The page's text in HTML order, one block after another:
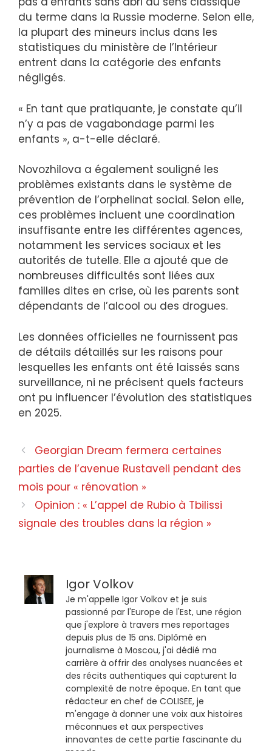
du terme dans la Russie moderne. Selon elle,
la plupart des mineurs inclus dans les
statistiques du ministère de l’Intérieur
entrent dans la catégorie des enfants
négligés.
« En tant que pratiquante, je constate qu’il
n’y a pas de vagabondage parmi les
enfants », a-t-elle déclaré.
Novozhilova a également souligné les
problèmes existants dans le système de
prévention de l’orphelinat social. Selon elle,
ces problèmes incluent une coordination
insuffisante entre les différentes agences,
notamment les services sociaux et les
autorités de tutelle. Elle a ajouté que de
nombreuses difficultés sont liées aux
familles dites en crise, où les parents sont
dépendants de l’alcool ou des drogues.
Les données officielles ne fournissent pas
de détails détaillés sur les raisons pour
lesquelles les enfants ont été laissés sans
surveillance, ni ne précisent quels facteurs
ont pu influencer l’évolution des statistiques
en 2025.
Georgian Dream fermera certaines
parties de l’avenue Rustaveli pendant des
mois pour « rénovation »
Opinion : « L’appel de Rubio à Tbilissi
signale des troubles dans la région »
Igor Volkov
Je m'appelle Igor Volkov et je suis
passionné par l'Europe de l'Est, une région
que j'explore à travers mes reportages
depuis plus de 15 ans. Diplômé en
journalisme à Moscou, j'ai dédié ma
carrière à offrir des analyses nuancées et
des récits authentiques qui capturent la
complexité de notre époque. En tant que
rédacteur en chef de COLISEE, je
m'engage à donner une voix aux histoires
méconnues et aux perspectives
innovantes de cette partie fascinante du